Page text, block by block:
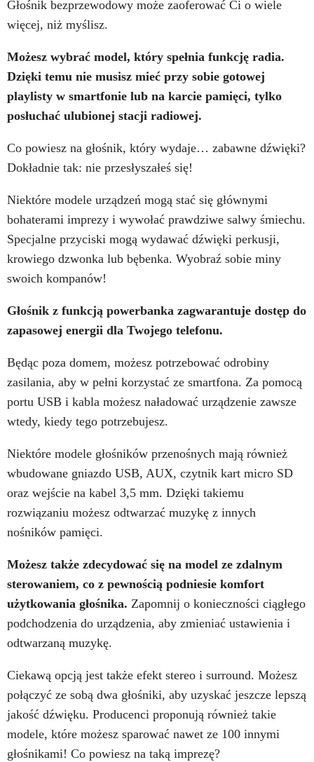
Głośnik bezprzewodowy może zaoferować Ci o wiele
więcej, niż myślisz.
Możesz wybrać model, który spełnia funkcję radia.
Dzięki temu nie musisz mieć przy sobie gotowej
playlisty w smartfonie lub na karcie pamięci, tylko
posłuchać ulubionej stacji radiowej.
Co powiesz na głośnik, który wydaje… zabawne dźwięki?
Dokładnie tak: nie przesłyszałeś się!
Niektóre modele urządzeń mogą stać się głównymi
bohaterami imprezy i wywołać prawdziwe salwy śmiechu.
Specjalne przyciski mogą wydawać dźwięki perkusji,
krowiego dzwonka lub bębenka. Wyobraź sobie miny
swoich kompanów!
Głośnik z funkcją powerbanka zagwarantuje dostęp do
zapasowej energii dla Twojego telefonu.
Będąc poza domem, możesz potrzebować odrobiny
zasilania, aby w pełni korzystać ze smartfona. Za pomocą
portu USB i kabla możesz naładować urządzenie zawsze
wtedy, kiedy tego potrzebujesz.
Niektóre modele głośników przenośnych mają również
wbudowane gniazdo USB, AUX, czytnik kart micro SD
oraz wejście na kabel 3,5 mm. Dzięki takiemu
rozwiązaniu możesz odtwarzać muzykę z innych
nośników pamięci.
Możesz także zdecydować się na model ze zdalnym
sterowaniem, co z pewnością podniesie komfort
użytkowania głośnika. Zapomnij o konieczności ciągłego
podchodzenia do urządzenia, aby zmieniać ustawienia i
odtwarzaną muzykę.
Ciekawą opcją jest także efekt stereo i surround. Możesz
połączyć ze sobą dwa głośniki, aby uzyskać jeszcze lepszą
jakość dźwięku. Producenci proponują również takie
modele, które możesz sparować nawet ze 100 innymi
głośnikami! Co powiesz na taką imprezę?